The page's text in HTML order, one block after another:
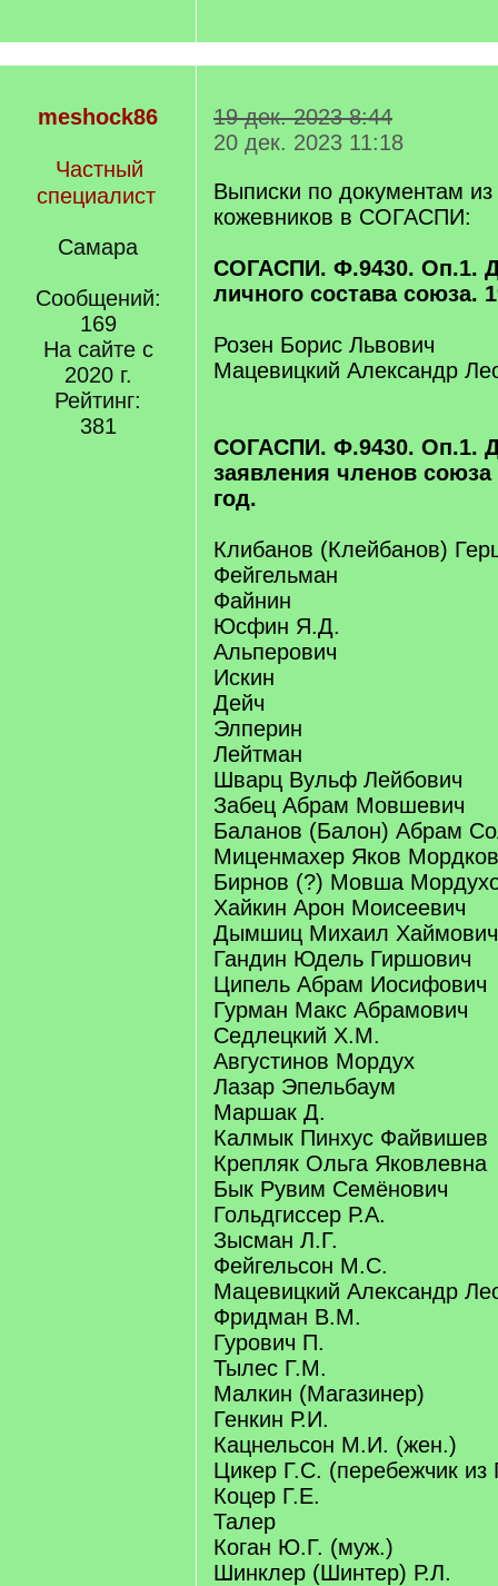
meshock86
Частный
специалист
Самара
Сообщений:
169
На сайте с
2020 г.
Рейтинг:
381
19 дек. 2023 8:44
20 дек. 2023 11:18
Выписки по документам
кожевников в СОГАСПИ:
СОГАСПИ. Ф.9430. Оп.1.
личного состава союза.
Розен Борис Львович
Мацевицкий Александр
СОГАСПИ. Ф.9430. Оп.1.
заявления членов союза
год.
Клибанов (Клейбанов)
Фейгельман
Файнин
Юсфин Я.Д.
Альперович
Искин
Дейч
Элперин
Лейтман
Шварц Вульф Лейбович
Забец Абрам Мовшевич
Баланов (Балон) Абрам
Миценмахер Яков
Бирнов (?) Мовша
Хайкин Арон Моисеевич
Дымшиц Михаил Хаймович
Гандин Юдель Гиршович
Ципель Абрам Иосифович
Гурман Макс Абрамович
Седлецкий Х.М.
Августинов Мордух
Лазар Эпельбаум
Маршак Д.
Калмык Пинхус Файвишев
Крепляк Ольга Яковлевна
Бык Рувим Семёнович
Гольдгиссер Р.А.
Зысман Л.Г.
Фейгельсон М.С.
Мацевицкий Александр
Фридман В.М.
Гурович П.
Тылес Г.М.
Малкин (Магазинер)
Генкин Р.И.
Кацнельсон М.И. (жен.)
Цикер Г.С. (перебежчик
Коцер Г.Е.
Талер
Коган Ю.Г. (муж.)
Шинклер (Шинтер) Р.Л.